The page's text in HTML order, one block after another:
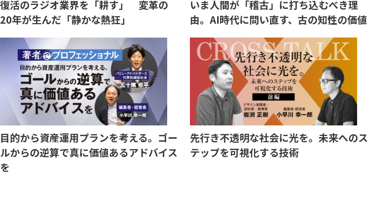
復活のラジオ業界を「耕す」 変革の
20年が生んだ「静かな熱狂」
いま人間が「稽古」に打ち込むべき理
由。AI時代に問い直す、古の知性の価値
目的から資産運用プランを考える。ゴー
ルからの逆算で真に価値あるアドバイス
を
先行き不透明な社会に光を。未来へのス
テップを可視化する技術